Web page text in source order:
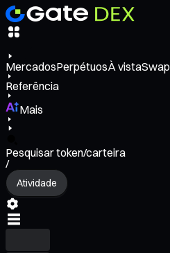
MercadosPerpétuosÀ vistaSwap
Referência
Mais
Pesquisar token/carteira
/
Atividade